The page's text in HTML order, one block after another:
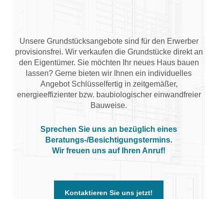
Unsere Grundstücksangebote sind für den Erwerber
provisionsfrei. Wir verkaufen die Grundstücke direkt an
den Eigentümer. Sie möchten Ihr neues Haus bauen
lassen? Gerne bieten wir Ihnen ein individuelles
Angebot Schlüsselfertig in zeitgemäßer,
energieeffizienter bzw. baubiologischer einwandfreier
Bauweise.
Sprechen Sie uns an bezüglich eines
Beratungs-/Besichtigungstermins.
Wir freuen uns auf Ihren Anruf!
Kontaktieren Sie uns jetzt!